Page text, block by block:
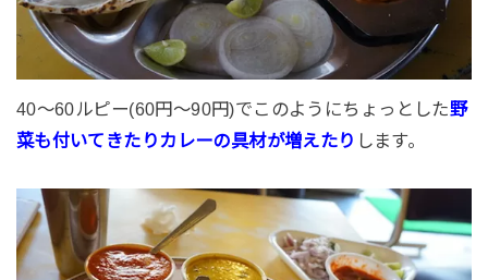
40〜60ルピー(60円〜90円)でこのようにちょっとした野
菜も付いてきたりカレーの具材が増えたり します。